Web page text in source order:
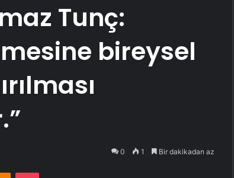
Tunç:
bireysel
0 1 Bir dakikadan az
Odnoklassniki
Pocket